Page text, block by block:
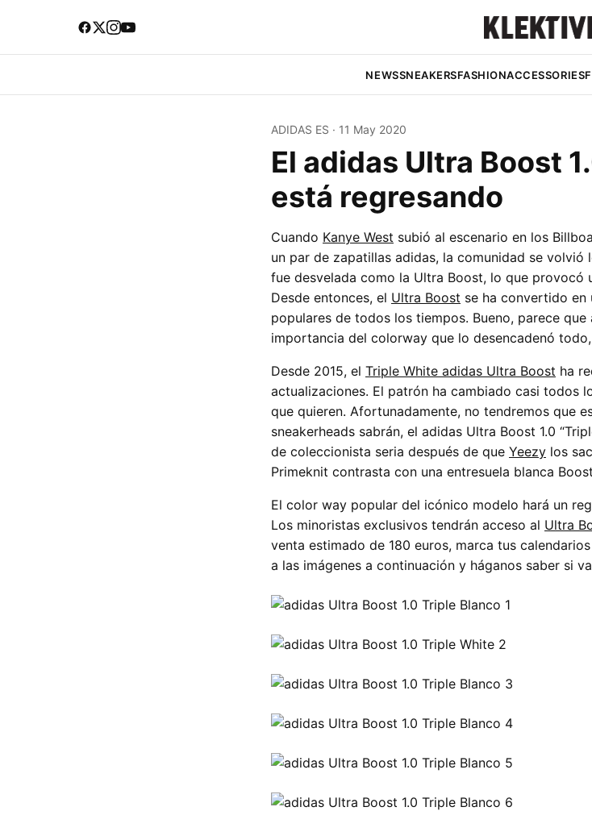
NEWSSNEAKERSFASHIONACCESSORIES
ADIDAS ES · 11 May 2020
El adidas Ultra Boost
está regresando
Cuando Kanye West subió al escenario en los
un par de zapatillas adidas, la comunidad se volvió
fue desvelada como la Ultra Boost, lo que provocó
Desde entonces, el Ultra Boost se ha convertido en
populares de todos los tiempos. Bueno, parece
importancia del colorway que lo desencadenó
Desde 2015, el Triple White adidas Ultra Boost ha
actualizaciones. El patrón ha cambiado casi todos
que quieren. Afortunadamente, no tendremos que
sneakerheads sabrán, el adidas Ultra Boost 1.0
de coleccionista seria después de que Yeezy los
Primeknit contrasta con una entresuela blanca
El color way popular del icónico modelo hará un
Los minoristas exclusivos tendrán acceso al Ultra
venta estimado de 180 euros, marca tus
a las imágenes a continuación y háganos saber si